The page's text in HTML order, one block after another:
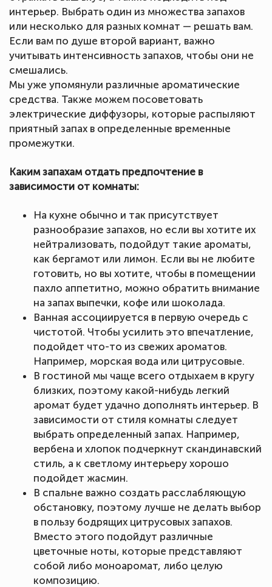
интерьер. Выбрать один из множества запахов
или несколько для разных комнат — решать вам.
Если вам по душе второй вариант, важно
учитывать интенсивность запахов, чтобы они не
смешались.
Мы уже упомянули различные ароматические
средства. Также можем посоветовать
электрические диффузоры, которые распыляют
приятный запах в определенные временные
промежутки.
Каким запахам отдать предпочтение в
зависимости от комнаты:
На кухне обычно и так присутствует
разнообразие запахов, но если вы хотите их
нейтрализовать, подойдут такие ароматы,
как бергамот или лимон. Если вы не любите
готовить, но вы хотите, чтобы в помещении
пахло аппетитно, можно обратить внимание
на запах выпечки, кофе или шоколада.
Ванная ассоциируется в первую очередь с
чистотой. Чтобы усилить это впечатление,
подойдет что-то из свежих ароматов.
Например, морская вода или цитрусовые.
В гостиной мы чаще всего отдыхаем в кругу
близких, поэтому какой-нибудь легкий
аромат будет удачно дополнять интерьер. В
зависимости от стиля комнаты следует
выбрать определенный запах. Например,
вербена и хлопок подчеркнут скандинавский
стиль, а к светлому интерьеру хорошо
подойдет жасмин.
В спальне важно создать расслабляющую
обстановку, поэтому лучше не делать выбор
в пользу бодрящих цитрусовых запахов.
Вместо этого подойдут различные
цветочные ноты, которые представляют
собой либо моноаромат, либо целую
композицию.